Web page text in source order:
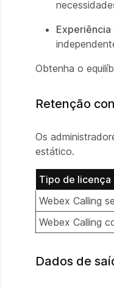
Obtenha o
Retenção
Os
estático.
Tipo de licença
Webex Calling
Webex Calling
Dados de